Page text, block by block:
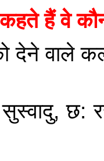
हैं वे
देने वाले
छ: